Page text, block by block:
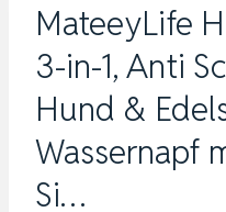
MateeyLife
3-in-1, Anti
Hund &
Wassernapf
Si…